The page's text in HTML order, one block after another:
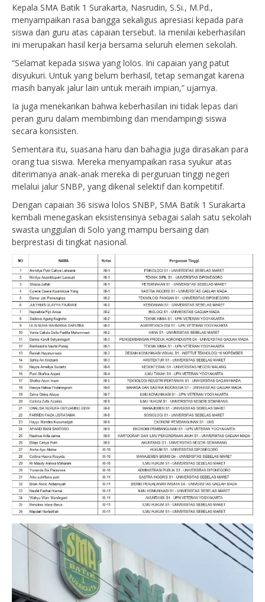
Kepala SMA Batik 1 Surakarta, Nasrudin, S.Si., M.Pd.,
menyampaikan rasa bangga sekaligus apresiasi kepada para
siswa dan guru atas capaian tersebut. Ia menilai keberhasilan
ini merupakan hasil kerja bersama seluruh elemen sekolah.
“Selamat kepada siswa yang lolos. Ini capaian yang patut
disyukuri. Untuk yang belum berhasil, tetap semangat karena
masih banyak jalur lain untuk meraih impian,” ujarnya.
Ia juga menekankan bahwa keberhasilan ini tidak lepas dari
peran guru dalam membimbing dan mendampingi siswa
secara konsisten.
Sementara itu, suasana haru dan bahagia juga dirasakan para
orang tua siswa. Mereka menyampaikan rasa syukur atas
diterimanya anak-anak mereka di perguruan tinggi negeri
melalui jalur SNBP, yang dikenal selektif dan kompetitif.
Dengan capaian 36 siswa lolos SNBP, SMA Batik 1 Surakarta
kembali menegaskan eksistensinya sebagai salah satu sekolah
swasta unggulan di Solo yang mampu bersaing dan
berprestasi di tingkat nasional.